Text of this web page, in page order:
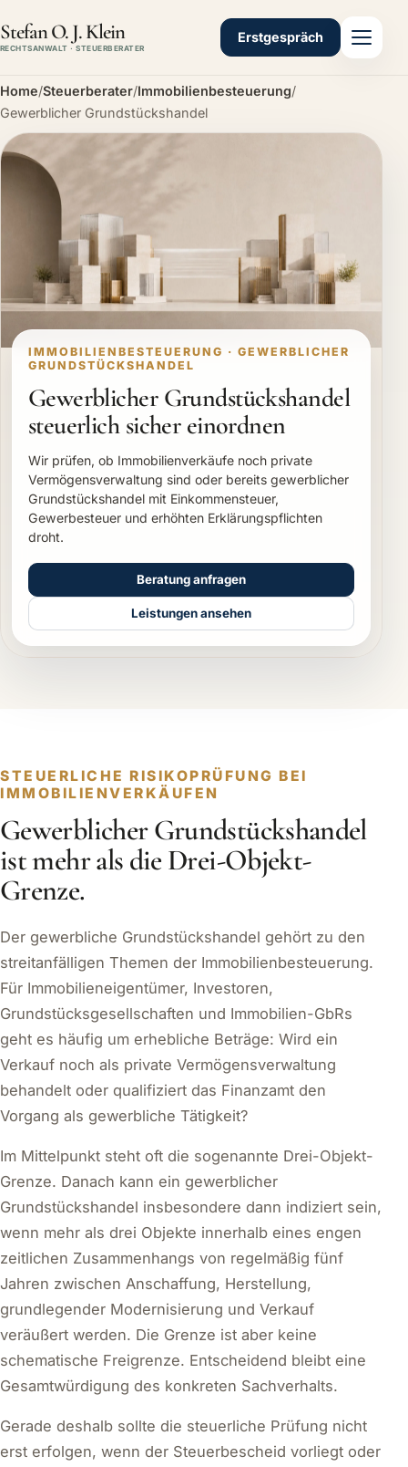
Stefan O. J. Klein
RECHTSANWALT · STEUERBERATER
Erstgespräch
Home/Steuerberater/Immobilienbesteuerung/
Gewerblicher Grundstückshandel
IMMOBILIENBESTEUERUNG · GEWERBLICHER
GRUNDSTÜCKSHANDEL
Gewerblicher Grundstückshandel
steuerlich sicher einordnen
Wir prüfen, ob Immobilienverkäufe noch private
Vermögensverwaltung sind oder bereits gewerblicher
Grundstückshandel mit Einkommensteuer,
Gewerbesteuer und erhöhten Erklärungspflichten
droht.
Beratung anfragen
Leistungen ansehen
STEUERLICHE RISIKOPRÜFUNG BEI
IMMOBILIENVERKÄUFEN
Gewerblicher Grundstückshandel
ist mehr als die Drei-Objekt-
Grenze.
Der gewerbliche Grundstückshandel gehört zu den
streitanfälligen Themen der Immobilienbesteuerung.
Für Immobilieneigentümer, Investoren,
Grundstücksgesellschaften und Immobilien-GbRs
geht es häufig um erhebliche Beträge: Wird ein
Verkauf noch als private Vermögensverwaltung
behandelt oder qualifiziert das Finanzamt den
Vorgang als gewerbliche Tätigkeit?
Im Mittelpunkt steht oft die sogenannte Drei-Objekt-
Grenze. Danach kann ein gewerblicher
Grundstückshandel insbesondere dann indiziert sein,
wenn mehr als drei Objekte innerhalb eines engen
zeitlichen Zusammenhangs von regelmäßig fünf
Jahren zwischen Anschaffung, Herstellung,
grundlegender Modernisierung und Verkauf
veräußert werden. Die Grenze ist aber keine
schematische Freigrenze. Entscheidend bleibt eine
Gesamtwürdigung des konkreten Sachverhalts.
Gerade deshalb sollte die steuerliche Prüfung nicht
erst erfolgen, wenn der Steuerbescheid vorliegt oder